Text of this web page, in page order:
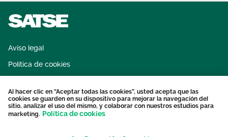
Aviso legal
Política de cookies
Protección datos personales
Contacto
Al hacer clic en “Aceptar todas las cookies”, usted acepta que las
cookies se guarden en su dispositivo para mejorar la navegación del
sitio, analizar el uso del mismo, y colaborar con nuestros estudios para
marketing. Política de cookies